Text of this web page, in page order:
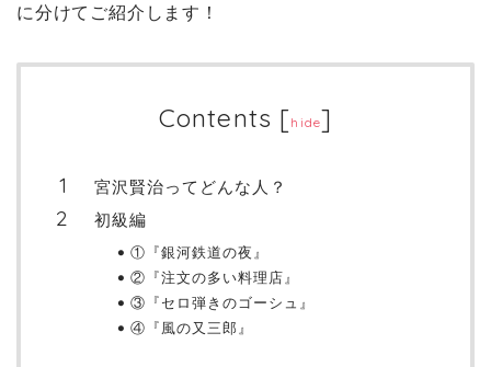
に分けてご紹介します！
Contents [hide]
宮沢賢治ってどんな人？
初級編
①『銀河鉄道の夜』
②『注文の多い料理店』
③『セロ弾きのゴーシュ』
④『風の又三郎』